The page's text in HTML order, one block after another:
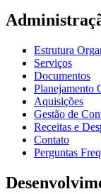
Estrutura
Serviços
Documentos
Planejamento
Aquisições
Gestão de
Receitas e
Contato
Perguntas